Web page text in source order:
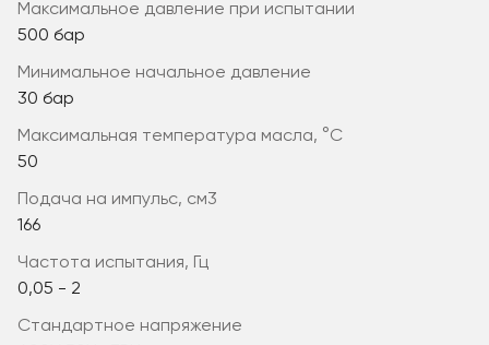
максимальное давление при испытании
500 бар
минимальное начальное давление
30 бар
максимальная температура масла, °C
50
подача на импульс, см3
166
частота испытания, Гц
0,05 - 2
стандартное напряжение